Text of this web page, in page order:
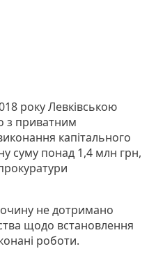
року Левківською
з приватним
капітального
суму понад 1,4 млн грн,
не дотримано
щодо встановлення
роботи.